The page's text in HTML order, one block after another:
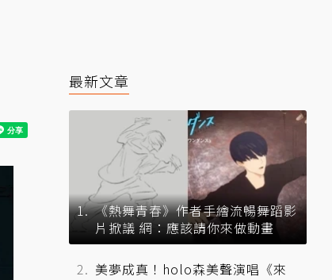
最新文章
《熱舞青春》作者手繪流暢舞蹈影
片掀議 網：應該請你來做動畫
美夢成真！holo森美聲演唱《來